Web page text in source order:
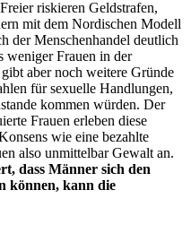
riskieren Geldstrafen,
mit dem Nordischen Modell
der Menschenhandel deutlich
weniger Frauen in der
aber noch weitere Gründe
für sexuelle Handlungen,
kommen würden. Der
Frauen erleben diese
wie eine bezahlte
also unmittelbar Gewalt an.
dass Männer sich den
können, kann die